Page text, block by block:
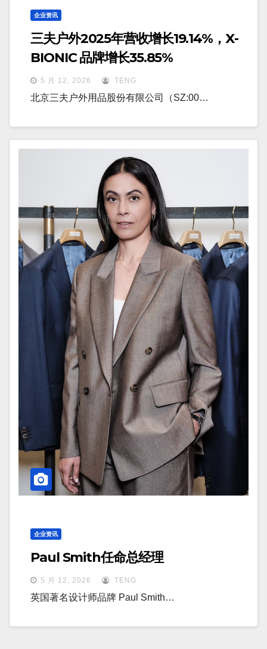
企业资讯
三夫户外2025年营收增长19.14%，X-
BIONIC 品牌增长35.85%
5 月 12, 2026 TENG
北京三夫户外用品股份有限公司（SZ:00…
企业资讯
Paul Smith任命总经理
5 月 12, 2026 TENG
英国著名设计师品牌 Paul Smith…